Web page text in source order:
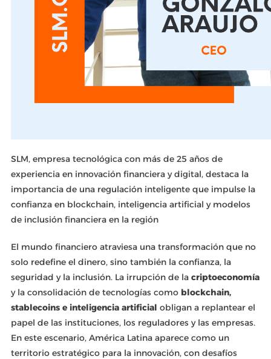
SLM, empresa tecnológica con más de 25 años de
experiencia en innovación financiera y digital, destaca la
importancia de una regulación inteligente que impulse la
confianza en blockchain, inteligencia artificial y modelos
de inclusión financiera en la región
El mundo financiero atraviesa una transformación que no
solo redefine el dinero, sino también la confianza, la
seguridad y la inclusión. La irrupción de la criptoeconomía
y la consolidación de tecnologías como blockchain,
stablecoins e inteligencia artificial obligan a replantear el
papel de las instituciones, los reguladores y las empresas.
En este escenario, América Latina aparece como un
territorio estratégico para la innovación, con desafíos